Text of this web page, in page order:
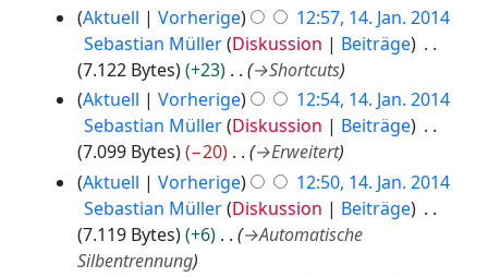
Aktuell
Vorherige
12:57, 14. Jan. 2014
Sebastian Müller Diskussion
Beiträge
7.122 Bytes
+23 →Shortcuts
Aktuell
Vorherige
12:54, 14. Jan. 2014
Sebastian Müller Diskussion
Beiträge
7.099 Bytes
−20 →Erweitert
Aktuell
Vorherige
12:50, 14. Jan. 2014
Sebastian Müller Diskussion
Beiträge
7.119 Bytes
+6 →Automatische
Silbentrennung